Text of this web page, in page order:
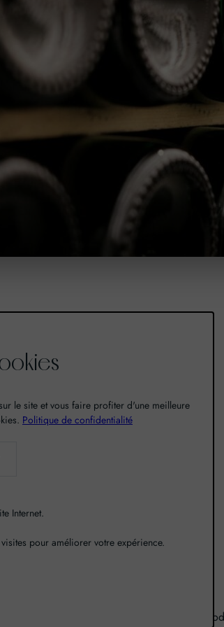
pas. Un pas
en faisant
né World
terroirs.
c
dangereux pour la santé, consommez avec
le site et vous faire profiter d'une meilleure
Politique de confidentialité
Internet.
pour améliorer votre expérience.